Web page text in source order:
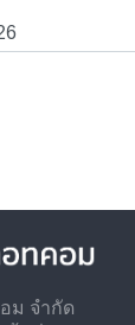
ม จำกัด